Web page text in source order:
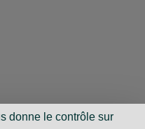
donne le contrôle sur